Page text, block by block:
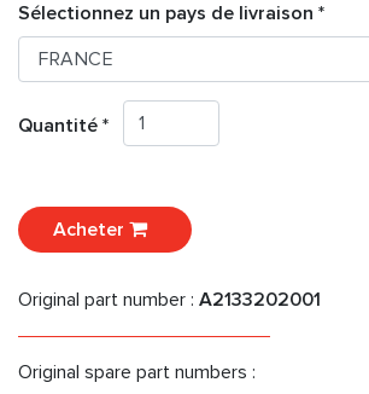
Sélectionnez un pays de livraison *
Quantité *
Acheter
Original part number : A2133202001
Original spare part numbers :